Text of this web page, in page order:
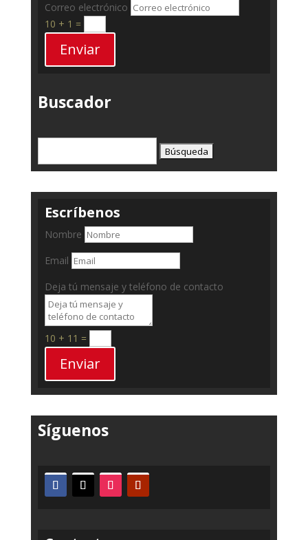
Correo electrónico
10 + 1 =
Enviar
Buscador
Escríbenos
Nombre
Email
Deja tú mensaje y teléfono de contacto
10 + 11 =
Enviar
Síguenos